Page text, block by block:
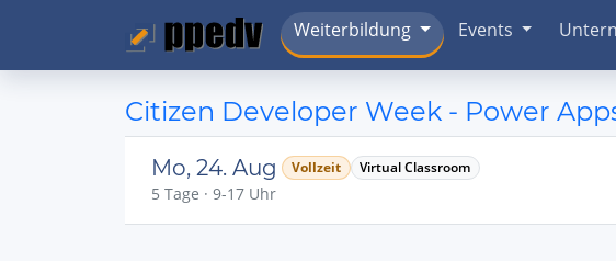
Weiterbildung Events
Citizen Developer Week - Power
Mo, 24. Aug Vollzeit Virtual Classroom
5 Tage · 9-17 Uhr